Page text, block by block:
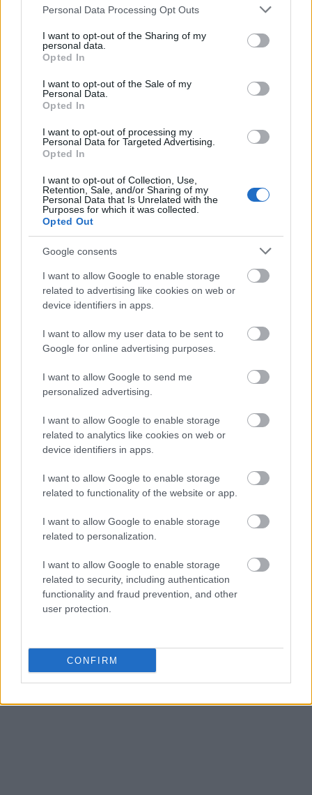
Please note that this website/app uses one or more Google
not limited to your visit or usage behaviour. You may click to
grant or deny consent to Google and its third-party tags to
use your data for below specified purposes in below Google
consent section.
Personal Data Processing Opt Outs
I want to opt-out of the Sharing of my
personal data.
Opted In
I want to opt-out of the Sale of my
Personal Data.
Opted In
I want to opt-out of processing my
Personal Data for Targeted Advertising.
Opted In
I want to opt-out of Collection, Use,
Retention, Sale, and/or Sharing of my
Personal Data that Is Unrelated with the
Purposes for which it was collected.
Opted Out
Google consents
I want to allow Google to enable storage
related to advertising like cookies on web or
device identifiers in apps.
I want to allow my user data to be sent to
Google for online advertising purposes.
I want to allow Google to send me
personalized advertising.
I want to allow Google to enable storage
related to analytics like cookies on web or
device identifiers in apps.
I want to allow Google to enable storage
related to functionality of the website or app.
I want to allow Google to enable storage
related to personalization.
I want to allow Google to enable storage
related to security, including authentication
functionality and fraud prevention, and other
user protection.
CONFIRM